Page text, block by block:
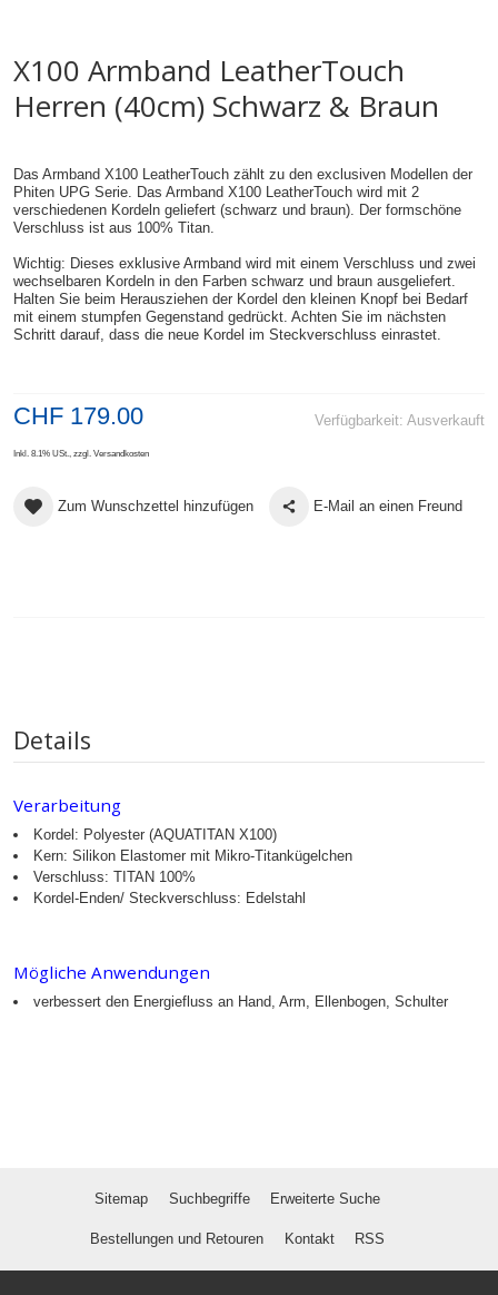
X100 Armband LeatherTouch
Herren (40cm) Schwarz & Braun
Das Armband X100 LeatherTouch zählt zu den exclusiven Modellen der
Phiten UPG Serie. Das Armband X100 LeatherTouch wird mit 2
verschiedenen Kordeln geliefert (schwarz und braun). Der formschöne
Verschluss ist aus 100% Titan.
Wichtig: Dieses exklusive Armband wird mit einem Verschluss und zwei
wechselbaren Kordeln in den Farben schwarz und braun ausgeliefert.
Halten Sie beim Herausziehen der Kordel den kleinen Knopf bei Bedarf
mit einem stumpfen Gegenstand gedrückt. Achten Sie im nächsten
Schritt darauf, dass die neue Kordel im Steckverschluss einrastet.
Verfügbarkeit: Ausverkauft
CHF 179.00
Inkl. 8.1% USt. zzgl. Versandkosten
Zum Wunschzettel hinzufügen E-Mail an einen Freund
Details
Verarbeitung
Kordel: Polyester (AQUATITAN X100)
Kern: Silikon Elastomer mit Mikro-Titankügelchen
Verschluss: TITAN 100%
Kordel-Enden/ Steckverschluss: Edelstahl
Mögliche Anwendungen
verbessert den Energiefluss an Hand, Arm, Ellenbogen, Schulter
Sitemap Suchbegriffe Erweiterte Suche
Bestellungen und Retouren Kontakt RSS